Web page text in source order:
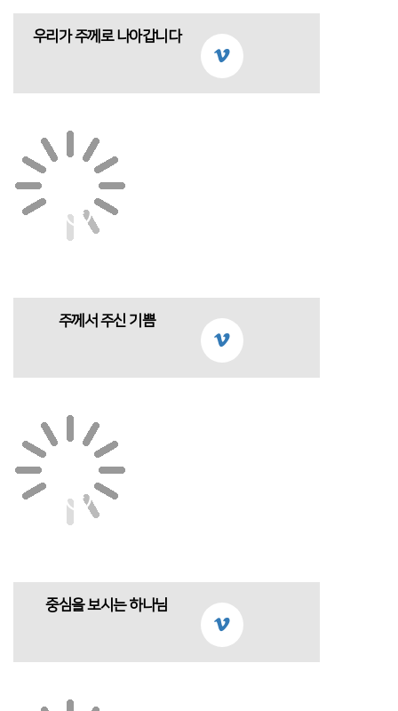
우리가 주께로 나아갑니다
주께서 주신 기쁨
중심을 보시는 하나님